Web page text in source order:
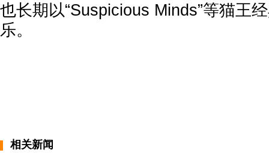
也长期以“Suspicious Minds”等猫王
乐。
相关新闻